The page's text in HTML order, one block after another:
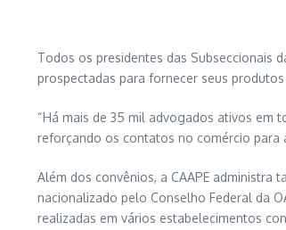
Todos os presidentes das Subseccionais
prospectadas para fornecer seus
“Há mais de 35 mil advogados ativos em
reforçando os contatos no comércio para
Além dos convênios, a CAAPE administra
nacionalizado pelo Conselho Federal da
realizadas em vários estabelecimentos